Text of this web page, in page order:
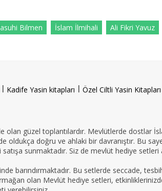
Bilmen İslam İlmihali Ali Fikri Yavuz
l Kadife Yasin kitapları l Özel Ciltli Yasin Kitapları
olan güzel toplantılardır. Mevlütlerde dostlar
doğru ve ahlaki bir davranıştır. Bu
sunmaktadır. Siz de mevlüt hediye
barındırmaktadır. Bu setlerde seccade,
olan Mevlüt hediye setleri,